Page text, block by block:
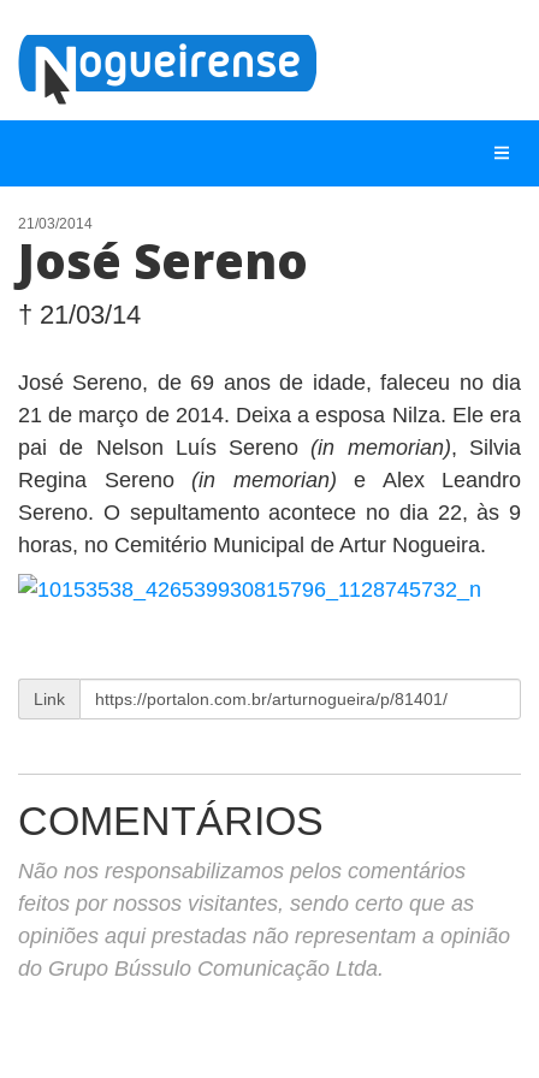
NOTÍCIAS
LISTA DIGITAL
QUEM SOMOS
CONTATO
ANUNCIE
BUSCAR
21/03/2014
José Sereno
† 21/03/14
José Sereno, de 69 anos de idade, faleceu no dia
21 de março de 2014. Deixa a esposa Nilza. Ele era
pai de Nelson Luís Sereno(in memorian), Silvia
Regina Sereno (in memorian) e Alex Leandro
Sereno. O sepultamento acontece no dia 22, às 9
horas, no Cemitério Municipal de Artur Nogueira.
Link
COMENTÁRIOS
Não nos responsabilizamos pelos comentários
feitos por nossos visitantes, sendo certo que as
opiniões aqui prestadas não representam a opinião
do Grupo Bússulo Comunicação Ltda.